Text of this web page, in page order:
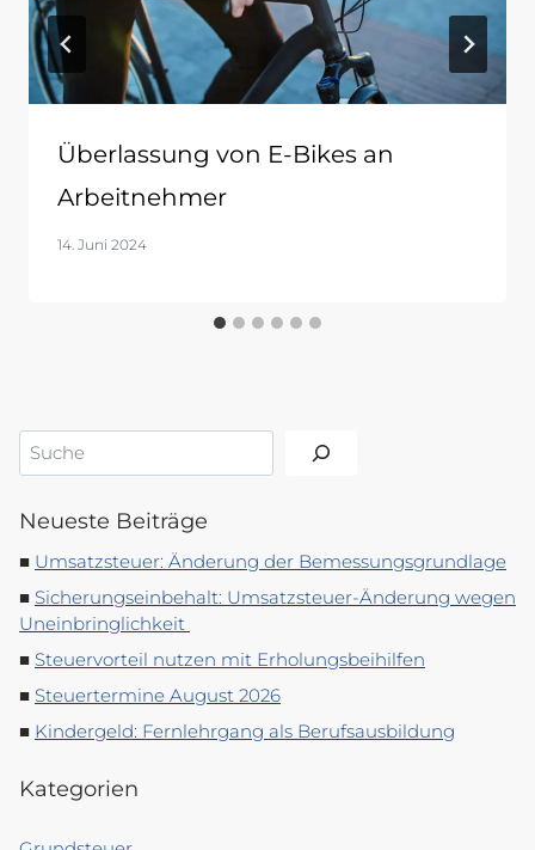
Überlassung von E-Bikes an
Arbeitnehmer
14. Juni 2024
Suchen
Neueste Beiträge
Umsatzsteuer: Änderung der Bemessungsgrundlage
Sicherungseinbehalt: Umsatzsteuer-Änderung wegen
Uneinbringlichkeit
Steuervorteil nutzen mit Erholungsbeihilfen
Steuertermine August 2026
Kindergeld: Fernlehrgang als Berufsausbildung
Kategorien